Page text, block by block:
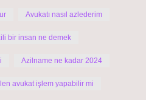
Avukatı nasıl azlederim
bir insan ne demek
Azilname ne kadar 2024
avukat işlem yapabilir mi